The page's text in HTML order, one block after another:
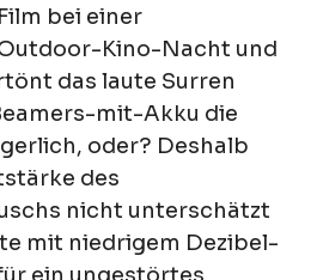
bei einer
Kino-Nacht und
das laute Surren
mit-Akku die
oder? Deshalb
des
nicht unterschätzt
mit niedrigem Dezibel-